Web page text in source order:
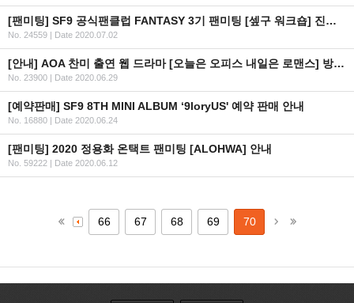
[팬미팅] SF9 공식팬클럽 FANTASY 3기 팬미팅 [셒구 워크숍] 진행 사항 관련 3차 안내
No. 24559 | Date 2020.07.02
[안내] AOA 찬미 출연 웹 드라마 [오늘은 오피스 내일은 로맨스] 방영 일정 안내
No. 23900 | Date 2020.06.29
[예약판매] SF9 8TH MINI ALBUM ‘9loryUS' 예약 판매 안내
No. 16880 | Date 2020.06.24
[팬미팅] 2020 정용화 온택트 팬미팅 [ALOHWA] 안내
No. 59222 | Date 2020.06.12
66 67 68 69 70